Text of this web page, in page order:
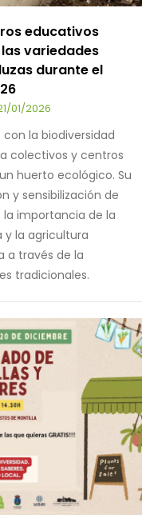
educativos
variedades
durante el
01/2026
la biodiversidad
colectivos y centros
huerto ecológico. Su
y sensibilización de
importancia de la
y la agricultura
a través de la
tradicionales.